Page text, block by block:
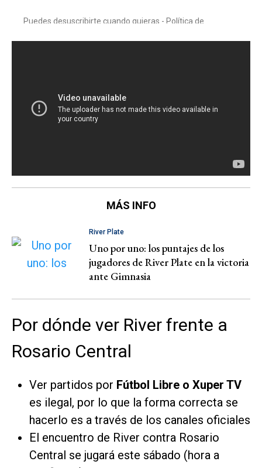
MÁS INFO
River Plate
Uno por uno: los puntajes de los
jugadores de River Plate en la victoria
ante Gimnasia
Por dónde ver River frente a
Rosario Central
Ver partidos por Fútbol Libre o Xuper TV
es ilegal, por lo que la forma correcta se
hacerlo es a través de los canales oficiales
El encuentro de River contra Rosario
Central se jugará este sábado (hora a